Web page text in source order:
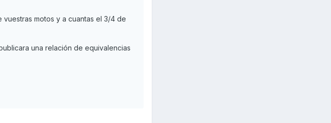
motos y a cuantas el 3/4 de
una relación de equivalencias